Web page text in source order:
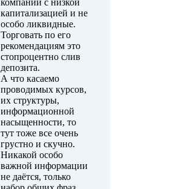
капитализацией и не
особо ликвидные.
Торговать по его
рекомендациям это
стопроцентно слив
депозита.
А что касаемо
проводимых курсов,
их структуры,
информационной
насыщенности, то
тут тоже все очень
грустно и скучно.
Никакой особо
важной информации
не даётся, только